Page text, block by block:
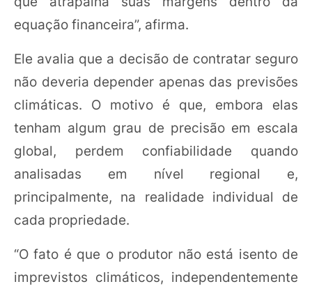
equação financeira”, afirma.
Ele avalia que a decisão de contratar seguro
não deveria depender apenas das previsões
climáticas. O motivo é que, embora elas
tenham algum grau de precisão em escala
global, perdem confiabilidade quando
analisadas em nível regional e,
principalmente, na realidade individual de
cada propriedade.
“O fato é que o produtor não está isento de
imprevistos climáticos, independentemente